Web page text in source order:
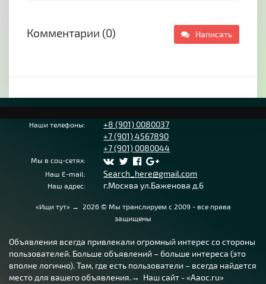
Комментарии (0) Написать
Наши телефоны:
+8 (901) 0080037
+7 (901) 4567890
+7 (901) 0080044
Мы в соц-сетях:
Наш E-mail:
Search_here@gmail.com
Наш адрес: г.Москва ул.Баженова д.6
«Ищи тут» → 2026© Мы транслируем с 2009 - все права
защищены
Объявления всегда привлекали огромный интерес со стороны
пользователей. Больше объявлений – больше интереса (это
вполне логично). Там, где есть пользователи – всегда найдется
место для вашего объявления.→ Наш сайт - «Aaoc.ru»